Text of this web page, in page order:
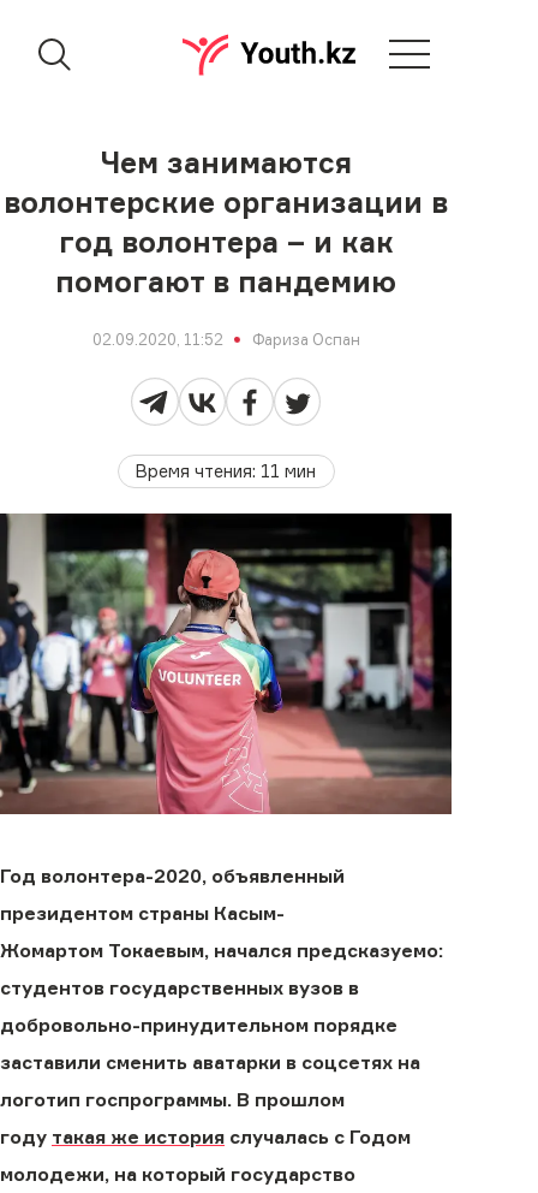
Чем занимаются
волонтерские организации в
год волонтера – и как
помогают в пандемию
02.09.2020, 11:52 Фариза Оспан
Время чтения: 11 мин
Год волонтера-2020, объявленный
президентом страны Касым-
Жомартом Токаевым, начался предсказуемо:
студентов государственных вузов в
добровольно-принудительном порядке
заставили сменить аватарки в соцсетях на
логотип госпрограммы. В прошлом
году такая же история случалась с Годом
молодежи, на который государство